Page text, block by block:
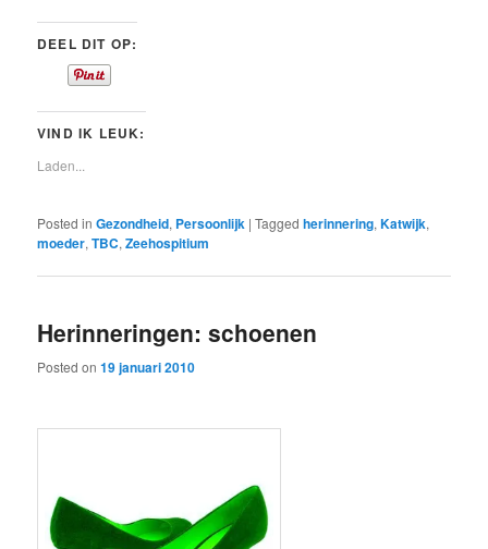
DEEL DIT OP:
VIND IK LEUK:
Laden...
Posted in Gezondheid, Persoonlijk |Tagged herinnering,Katwijk,
moeder,TBC,Zeehospitium
Herinneringen: schoenen
Posted on19 januari 2010